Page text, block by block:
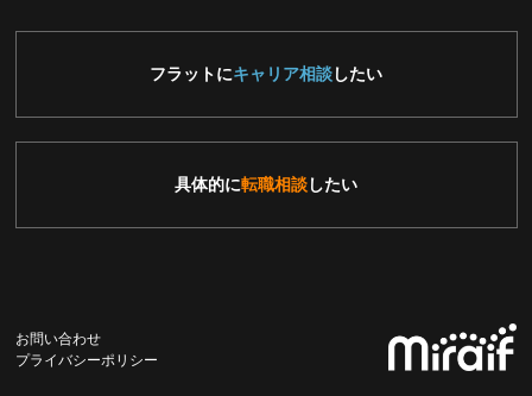
フラットにキャリア相談したい
具体的に転職相談したい
お問い合わせ
プライバシーポリシー